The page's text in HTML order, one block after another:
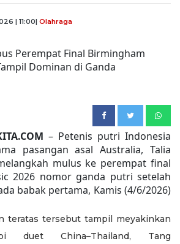
2026 | 11:00| Olahraga
– Petenis putri Indonesia
pasangan asal Australia, Talia
mulus ke perempat final
2026 nomor ganda putri setelah
babak pertama, Kamis (4/6/2026)
teratas tersebut tampil meyakinkan
duet China–Thailand, Tang